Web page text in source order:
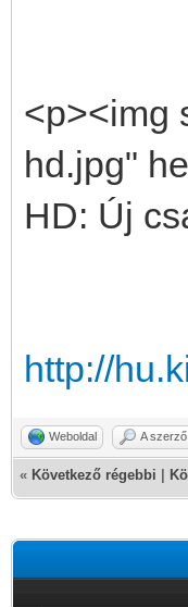
<p><img
hd.jpg"
HD: Új
http://
Weboldal A
« Következő régebbi